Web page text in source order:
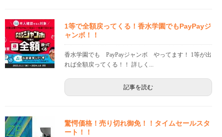
1等で全額戻ってくる！香水学園でもPayPayジ
ャンボ！！
香水学園でも PayPayジャンボ やってます！ 1等が出
れば全額戻ってくる！！ 詳しく...
記事を読む
驚愕価格！売り切れ御免！！タイムセールスタ
ート！！